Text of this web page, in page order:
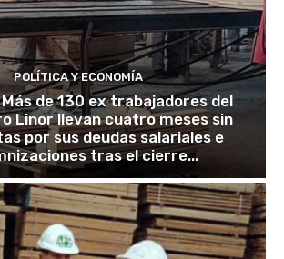
POLÍTICA Y ECONOMÍA
Más de 130 ex trabajadores del
Linor llevan cuatro meses sin
por sus deudas salariales e
tras el cierre...